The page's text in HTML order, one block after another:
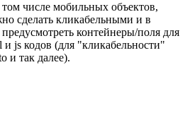
числе мобильных объектов,
сделать кликабельными и в
контейнеры/поля для
js кодов (для "кликабельности"
и так далее).